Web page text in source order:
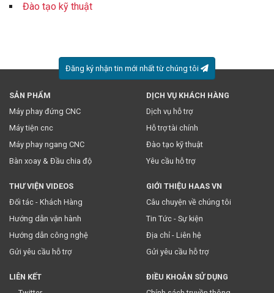
Đào tạo kỹ thuật
Đăng ký nhận tin mới nhất từ chúng tôi
* Việc này đồng nghĩa với việc bạn chấp nhận
của chúng tôi.
SẢN PHẨM
Máy phay đứng CNC
Máy tiện cnc
Máy phay ngang CNC
Bàn xoay & Đầu chia độ
DỊCH VỤ KHÁCH HÀNG
Dịch vụ hỗ trợ
Hỗ trợ tài chính
Đào tạo kỹ thuật
Yêu cầu hỗ trợ
THƯ VIỆN VIDEOS
Đối tác - Khách Hàng
Hướng dẫn vận hành
Hướng dẫn công nghệ
Gửi yêu cầu hỗ trợ
GIỚI THIỆU HAAS VN
Câu chuyện về chúng tôi
Tin Tức - Sự kiện
Địa chỉ - Liên hệ
Gửi yêu cầu hỗ trợ
LIÊN KẾT
ĐIỀU KHOẢN SỬ DỤNG